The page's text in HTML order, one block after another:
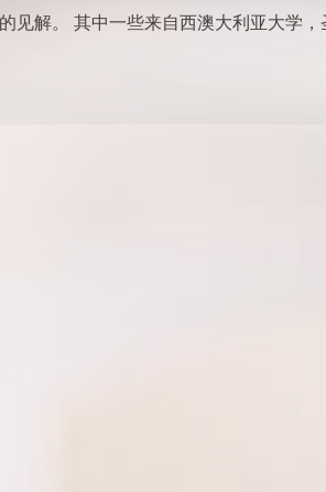
见解。 其中一些来自西澳大利亚大学